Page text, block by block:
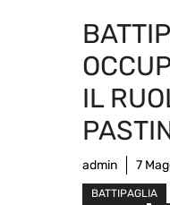
IL
admin 7
BATTIPAGLIA